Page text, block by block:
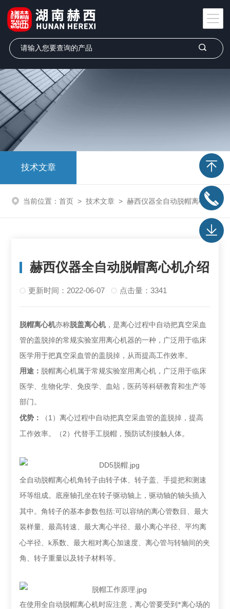
技术文章
当前位置： 首页 > 技术文章 > 赫西仪器全自动脱帽离心机介绍
赫西仪器全自动脱帽离心机介绍
更新时间：2022-06-07 点击量：3341
脱帽离心机亦称脱盖离心机 ，是离心过程中自动把真空采血
管的盖脱掉的常规实验室用离心机器的一种，广泛用于临床
医学用于把真空采血管的盖脱掉，从而提高工作效率。
用途： 脱帽离心机属于常规实验室用离心机，广泛用于临床
医学、生物化学、免疫学、血站，医药等科研教育和生产等
部门。
优势： （ 1 ）离心过程中自动把真空采血管的盖脱掉，提高
工作效率。（2 ）代替手工脱帽，预防试剂接触人体。
全自动脱帽离心机角转子由转子体、转子盖、手提把和测速
环等组成。底座轴孔坐在转子驱动轴上，驱动轴的轴头插入
其中。角转子的基本参数包括:可以容纳的离心管数目、最大
装样量、最高转速、最大离心半径、最小离心半径、平均离
心半径、 k系数、最大相对离心加速度、离心管与转轴间的夹
角、转子重量以及转子材料等。
在使用全自动脱帽离心机时应注意，离心管要受到*离心场的